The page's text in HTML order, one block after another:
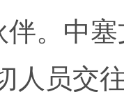
。中
人员交